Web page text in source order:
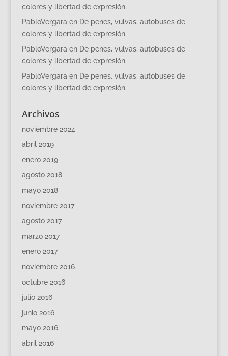
colores y libertad de expresión.
PabloVergara en De penes, vulvas, autobuses de
colores y libertad de expresión.
PabloVergara en De penes, vulvas, autobuses de
colores y libertad de expresión.
PabloVergara en De penes, vulvas, autobuses de
colores y libertad de expresión.
Archivos
noviembre 2024
abril 2019
enero 2019
agosto 2018
mayo 2018
noviembre 2017
agosto 2017
marzo 2017
enero 2017
noviembre 2016
octubre 2016
julio 2016
junio 2016
mayo 2016
abril 2016